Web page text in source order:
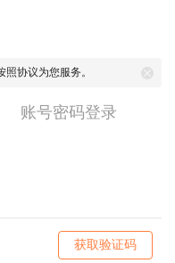
照协议为您服务。
账号密码登录
获取验证码